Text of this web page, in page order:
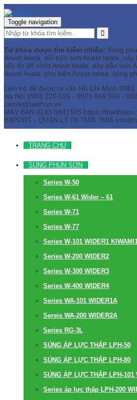
Toggle navigation
Từ khóa được tìm kiếm nhiều: Súng
Anest Iwata, nồi trộn sơn Anest Iwata, cây
cốc đo độ nhớt Anest Iwata, dây dẫn sơn
Anest Iwata, phụ kiện Anest Iwata, súng
Liên hệ để được tư vấn Hồ Chí Minh 0981
Hà Nội 0983 220 555 - 0971 666 960 -
camle@taishun.vn
MÁY BÀN 0243 9841505 https://
EXPORT - QUẢN LÝ 09 7555 7666
TRANG CHỦ
SÚNG PHUN SƠN
Series W-50
Series W-61 Wider – 61
Series W-71
Series W-77
Series W-101 WIDER1
Series W-200 WIDER2
Series W-300 WIDER3
Series W-400 WIDER4
Series WA-101 WIDER1A
Sereis WA-200 WIDER2A
Series RG-3L
SÚNG ÁP LỰC THẤP LPH-50
SÚNG ÁP LỰC THẤP LPH-80
SÚNG ÁP LỰC THẤP LPH-101
Series áp lực thấp LPH-200